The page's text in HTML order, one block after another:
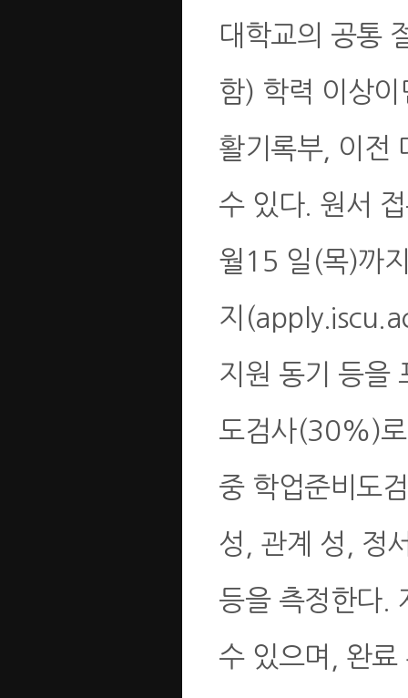
대학교의 공통
함) 학력 이상
활기록부, 이전
수 있다. 원서
월15 일(목)까
지
지원 동기 등을
도검사(30%)로
중 학업준비도
성, 관계 성, 정
등을 측정한다.
수 있으며, 완료